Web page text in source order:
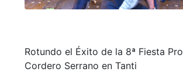
Rotundo el Éxito de la 8ª Fiesta
Cordero Serrano en Tanti